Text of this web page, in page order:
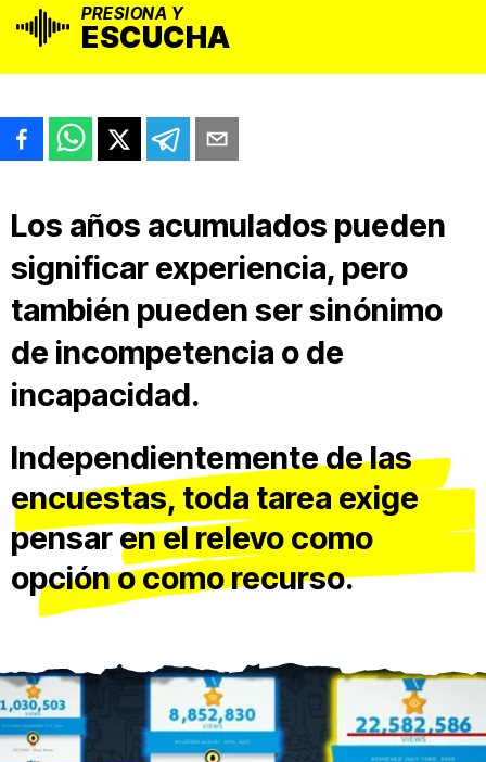
PRESIONA Y
ESCUCHA
Los años acumulados pueden
significar experiencia, pero
también pueden ser sinónimo
de incompetencia o de
incapacidad.
Independientemente de las
encuestas, toda tarea exige
pensar en el relevo como
opción o como recurso.